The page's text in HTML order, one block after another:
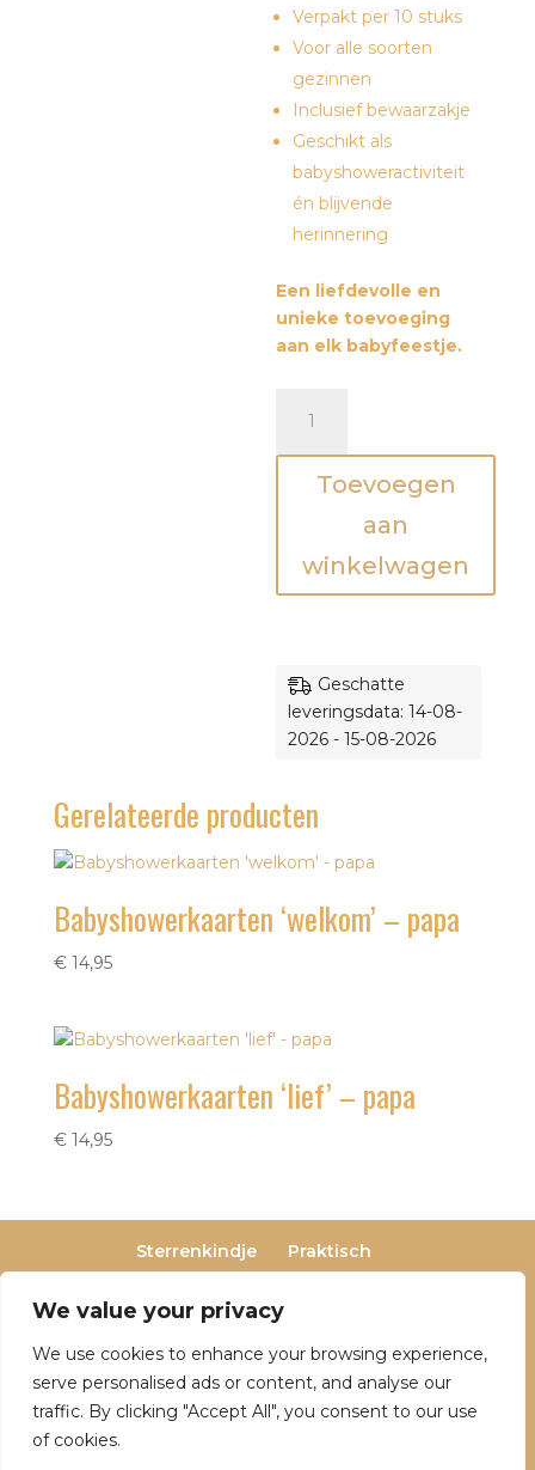
We value your privacy
We use cookies to enhance your browsing experience,
serve personalised ads or content, and analyse our
traffic. By clicking "Accept All", you consent to our use
of cookies.
Verpakt per 10 stuks
Voor alle soorten
gezinnen
Inclusief bewaarzakje
Geschikt als
babyshoweractiviteit
én blijvende
herinnering
Een liefdevolle en
unieke toevoeging
aan elk babyfeestje.
'stoer'
-
Toevoegen
aan
winkelwagen
Geschatte
leveringsdata: 14-08-
2026 - 15-08-2026
Gerelateerde producten
Babyshowerkaarten ‘welkom’ – papa
€14,95
Babyshowerkaarten ‘lief’ – papa
€14,95
Sterrenkindje
Praktisch
Terugbetaal- en retourneringsbeleid
Over Dutch Dreamers